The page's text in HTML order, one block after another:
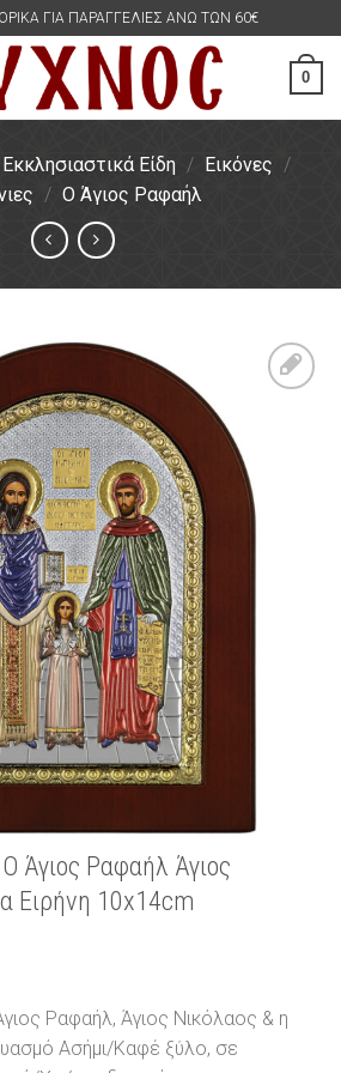
ΓΙΑ ΠΑΡΑΓΓΕΛΙΕΣ ΑΝΩ ΤΩΝ 60€
0
Εκκλησιαστικά Είδη / Εικόνες /
/ Ο Άγιος Ραφαήλ
επιθυμιών
Άγιος Ραφαήλ Άγιος
Ειρήνη 10x14cm
Ραφαήλ, Άγιος Νικόλαος & η
Ασήμι/Καφέ ξύλο, σε